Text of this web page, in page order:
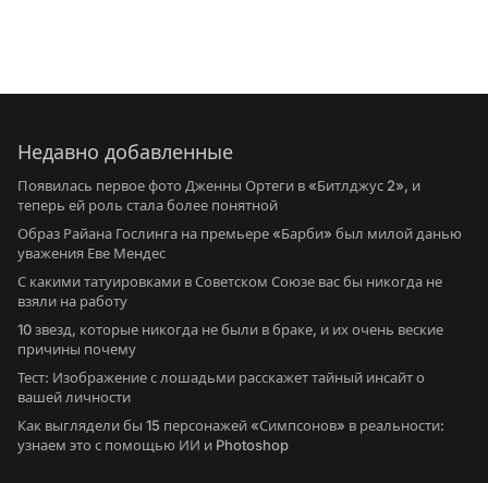
Недавно добавленные
Появилась первое фото Дженны Ортеги в «Битлджус 2», и
теперь ей роль стала более понятной
Образ Райана Гослинга на премьере «Барби» был милой данью
уважения Еве Мендес
С какими татуировками в Советском Союзе вас бы никогда не
взяли на работу
10 звезд, которые никогда не были в браке, и их очень веские
причины почему
Тест: Изображение с лошадьми расскажет тайный инсайт о
вашей личности
Как выглядели бы 15 персонажей «Симпсонов» в реальности:
узнаем это с помощью ИИ и Photoshop